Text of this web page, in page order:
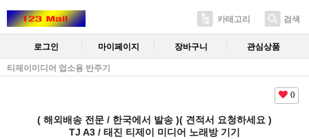
카테고리 검색
로그인 마이페이지 장바구니 관심상품
티제이미디어 업소용 반주기
0
( 해외배송 전문 / 한국에서 발송 )( 견적서 요청하세요 )
TJ A3 / 태진 티제이 미디어 노래방 기기